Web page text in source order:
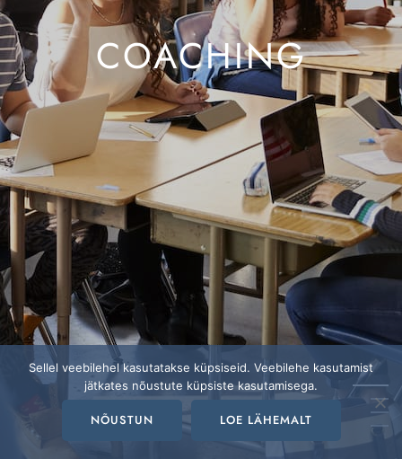
COURSES
COACHING
DEVELOPMENT
CONSULTING
COURSES
COACHING
DEVELOPMENT
CONSULTING
COURSES
Sellel veebilehel kasutatakse küpsiseid. Veebilehe kasutamist
jätkates nõustute küpsiste kasutamisega.
NÕUSTUN LOE LÄHEMALT